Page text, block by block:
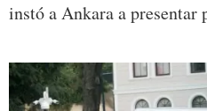
instó a Ankara a presentar